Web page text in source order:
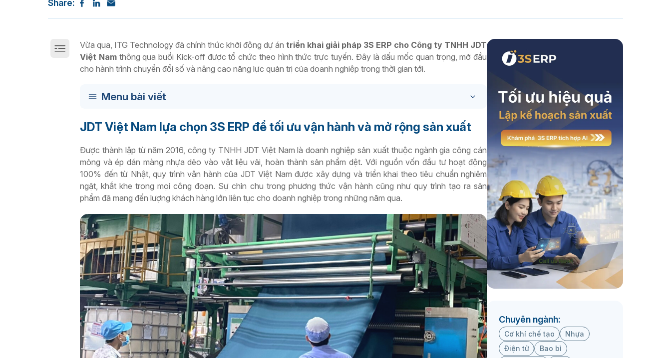
Xem thêm
Share:
Vừa qua, ITG Technology đã chính thức khởi động dự ántriển khai giải pháp 3S ERP cho Công ty TNHH JDT
Việt Namthông qua buổi Kick-off được tổ chức theo hình thức trực tuyến. Đây là dấu mốc quan trọng, mở đầu
cho hành trình chuyển đổi số và nâng cao năng lực quản trị của doanh nghiệp trong thời gian tới.
Menu bài viết
JDT Việt Nam lựa chọn 3S ERP để tối ưu vận hành và mở rộng sản xuất
Được thành lập từ năm 2016, công ty TNHH JDT Việt Nam là doanh nghiệp sản xuất thuộc ngành gia công cán
mỏng và ép dán màng nhựa dẻo vào vật liệu vải, hoàn thành sản phẩm dệt. Với nguồn vốn đầu tư hoạt động
100% đến từ Nhật, quy trình vận hành của JDT Việt Nam được xây dựng và triển khai theo tiêu chuẩn nghiêm
ngặt, khắt khe trong mọi công đoạn. Sự chỉn chu trong phương thức vận hành cũng như quy trình tạo ra sản
phẩm đã mang đến lượng khách hàng lớn liên tục cho doanh nghiệp trong những năm qua.
Chuyên ngành:
Cơ khí chế tạo
Nhựa
Điện tử
Bao bì